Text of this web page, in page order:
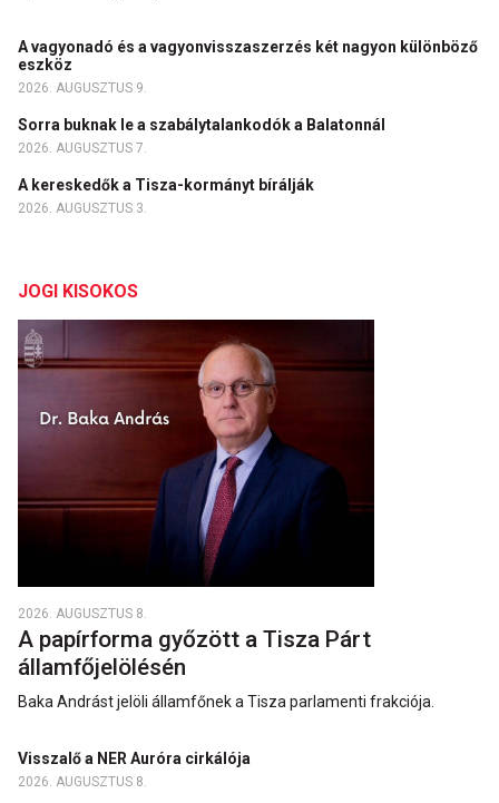
A vagyonadó és a vagyonvisszaszerzés két nagyon különböző
eszköz
2026. AUGUSZTUS 9.
Sorra buknak le a szabálytalankodók a Balatonnál
2026. AUGUSZTUS 7.
A kereskedők a Tisza-kormányt bírálják
2026. AUGUSZTUS 3.
JOGI KISOKOS
2026. AUGUSZTUS 8.
A papírforma győzött a Tisza Párt
államfőjelölésén
Baka Andrást jelöli államfőnek a Tisza parlamenti frakciója.
Visszalő a NER Auróra cirkálója
2026. AUGUSZTUS 8.